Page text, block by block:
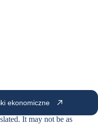
ekonomiczne
It may not be as